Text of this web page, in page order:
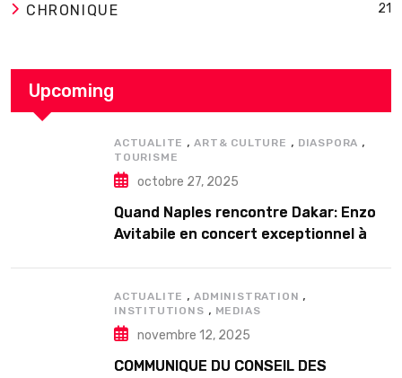
CHRONIQUE 21
Upcoming
ACTUALITE ,ART& CULTURE , DIASPORA ,
TOURISME
octobre 27, 2025
Quand Naples rencontre Dakar: Enzo
Avitabile en concert exceptionnel à
ACTUALITE ,ADMINISTRATION ,
INSTITUTIONS , MEDIAS
novembre 12, 2025
COMMUNIQUE DU CONSEIL DES